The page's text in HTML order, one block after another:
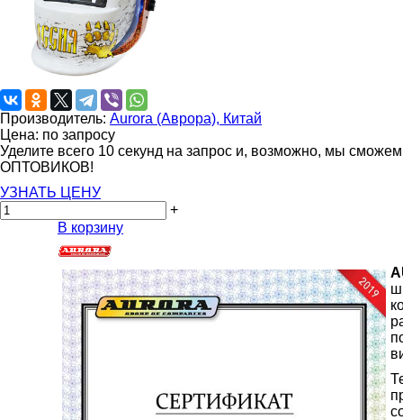
Производитель: Aurora (Аврора), Китай
Цена: по запросу
Уделите всего 10 секунд на запрос и, возможно, мы
ОПТОВИКОВ!
УЗНАТЬ ЦЕНУ
+
В корзину